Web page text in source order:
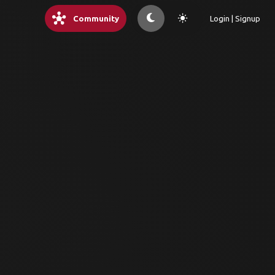
hub Community light_mode Login | Signup